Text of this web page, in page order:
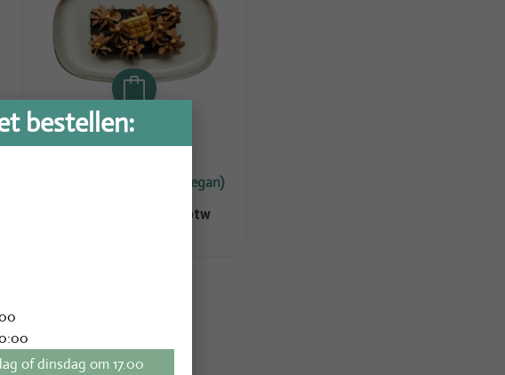
Desserts
Chocolade taartje (ook vegan)
incl.btw
bestellen:
of dinsdag om 17.00